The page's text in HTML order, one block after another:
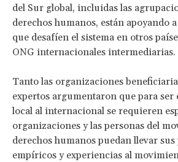
del Sur global, incluidas las
derechos humanos, están apoyando
que desafíen el sistema en otros
ONG internacionales intermediarias.
Tanto las organizaciones
expertos argumentaron que para ser
local al internacional se requieren
organizaciones y las personas del
derechos humanos puedan llevar
empíricos y experiencias al